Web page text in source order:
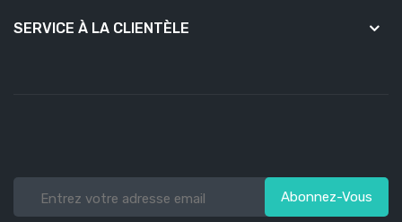
SERVICE À LA CLIENTÈLE
Abonnez-Vous